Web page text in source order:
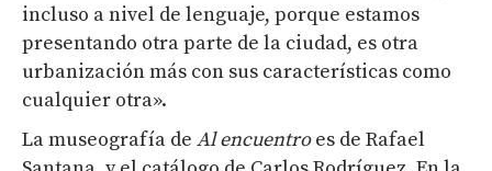
incluso a nivel de lenguaje, porque estamos
presentando otra parte de la ciudad, es otra
urbanización más con sus características como
cualquier otra».
La museografía de Al encuentroes de Rafael